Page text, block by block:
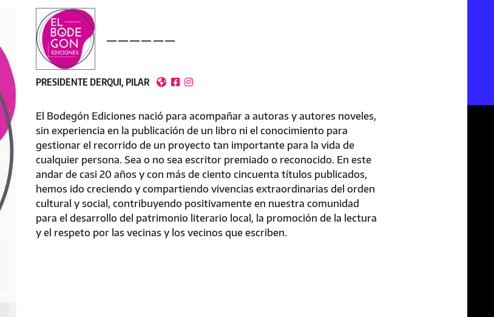
PRESIDENTE DERQUI, PILAR   
El Bodegón Ediciones nació para acompañar a autoras y autores noveles,
sin experiencia en la publicación de un libro ni el conocimiento para
gestionar el recorrido de un proyecto tan importante para la vida de
cualquier persona. Sea o no sea escritor premiado o reconocido. En este
andar de casi 20 años y con más de ciento cincuenta títulos publicados,
hemos ido creciendo y compartiendo vivencias extraordinarias del orden
cultural y social, contribuyendo positivamente en nuestra comunidad
para el desarrollo del patrimonio literario local, la promoción de la lectura
y el respeto por las vecinas y los vecinos que escriben.